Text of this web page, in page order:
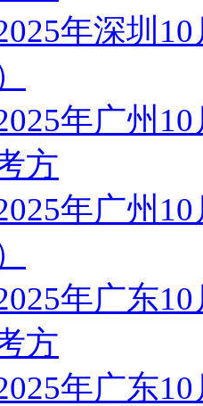
年深圳
年广州
方
年广州
年广东
方
年广东